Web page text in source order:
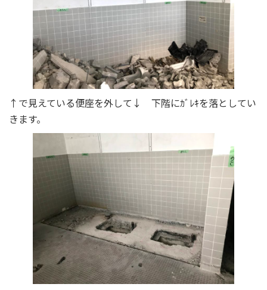
↑で見えている便座を外して↓ 下階にｶﾞﾚｷを落としてい
きます。